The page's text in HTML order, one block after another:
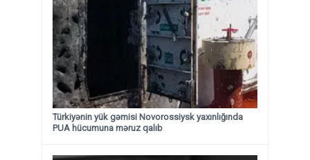
Türkiyənin yük gəmisi Novorossiysk yaxınlığında
PUA hücumuna məruz qalıb